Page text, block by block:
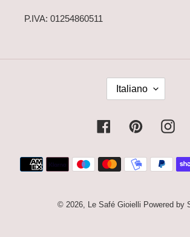
P.IVA: 01254860511
G
U
Italiano
FacebookPinterest
Metodi
di
© 2026, Le Safé Gioielli Powered by